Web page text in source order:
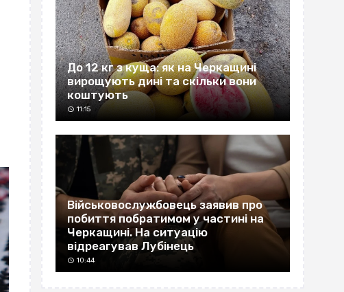
До 12 кг з куща: як на Черкащині
вирощують дині та скільки вони
коштують
11:15
Військовослужбовець заявив про
побиття побратимом у частині на
Черкащині. На ситуацію
відреагував Лубінець
10:44